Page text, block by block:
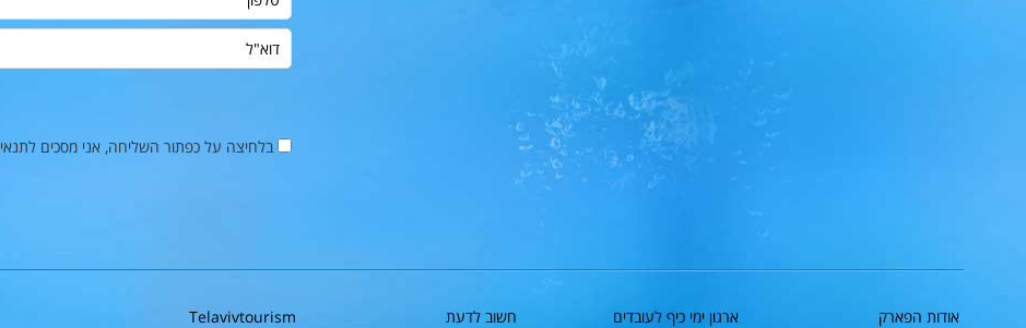
דוא"ל
בלחיצה על כפתור השליחה, אני מסכים לתנאי
אודות הפארק
ארגון ימי כיף לעובדים
חשוב לדעת
Telavivtourism